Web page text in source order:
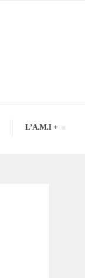
L’A.M.I +